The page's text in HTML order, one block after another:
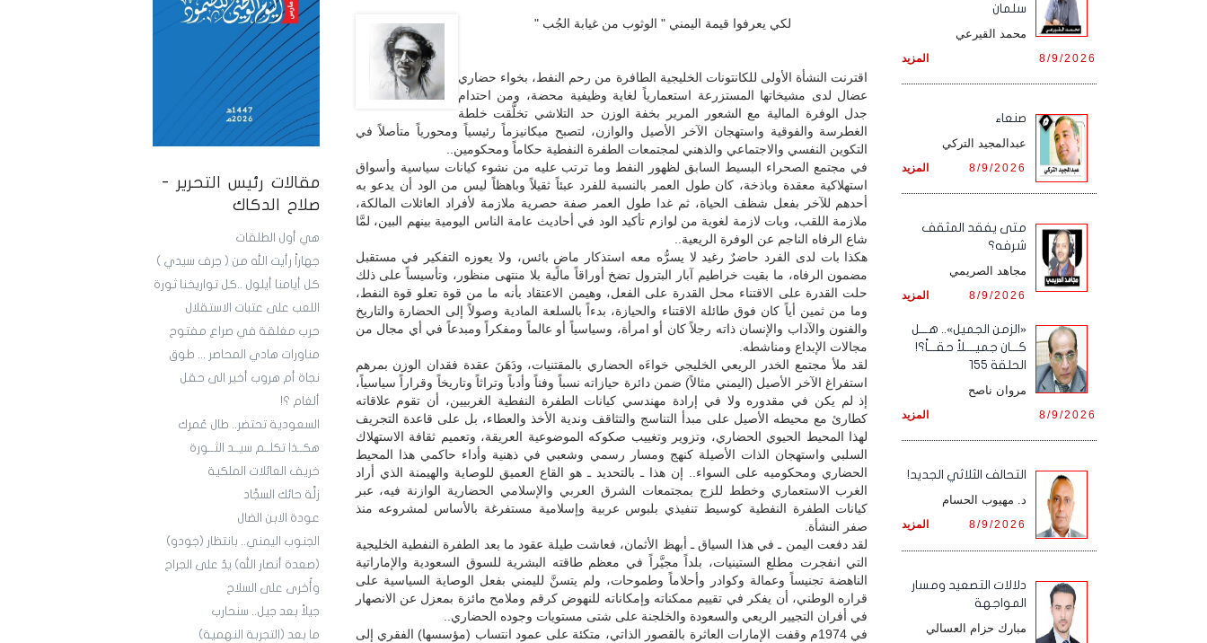
مقالات رئيس التحرير -
صلاح الدكاك
هي أول الطلقات
جهاراً رأيت الله من ( جرف سيدي )
كل أيامنا أيلول ..كل تواريخنا ثورة
اللعب على عتبات الاستقلال
حرب مغلقة في صراع مفتوح
مناورات هادي المحاصر ... طوق
نجاة أم هروب أخير الى حقل
ألغام ؟!
السعودية تحتضر.. طال عُمرك
هكــذا تكلــم سيــد الثــورة
خريف العائلات الملكية
زلَّة حائك السجَّاد
عودة الابن الضال
الجنوب اليمني.. بانتظار (جودو)
(صعدة أنصار الله) يدٌ على الجراح
وأُخرى على السلاح
جيلاً بعد جيل.. سنحارب
ما بعد (التجربة النهمية)
لكي يعرفوا قيمة اليمني " الوثوب من غيابة الجُب "
اقترنت النشأة الأولى للكانتونات الخليجية الطافرة من رحم النفط، بخواء حضاري
عضال لدى مشيخاتها المستزرعة استعمارياً لغاية وظيفية محضة، ومن احتدام
جدل الوفرة المالية مع الشعور المرير بخفة الوزن حد التلاشي تخلَّقت خلطة
الغطرسة والفوقية واستهجان الآخر الأصيل والوازن، لتصبح ميكانيزماً رئيسياً ومحورياً متأصلاً في
التكوين النفسي والاجتماعي والذهني لمجتمعات الطفرة النفطية حكاماً ومحكومين..
في مجتمع الصحراء البسيط السابق لظهور النفط وما ترتب عليه من نشوء كيانات سياسية وأسواق
استهلاكية معقدة وباذخة، كان طول العمر بالنسبة للفرد عبئاً ثقيلاً وباهظاً ليس من الود أن يدعو به
أحدهم للآخر بفعل شظف الحياة، ثم غدا طول العمر صفة حصرية ملازمة لأفراد العائلات المالكة،
ملازمة اللقب، وبات لازمة لغوية من لوازم تأكيد الود في أحاديث عامة الناس اليومية بينهم البين، لمَّا
شاع الرفاه الناجم عن الوفرة الريعية..
هكذا بات لدى الفرد حاضرٌ رغيد لا يسرُّه معه استذكار ماضٍ بائس، ولا يعوزه التفكير في مستقبل
مضمون الرفاه، ما بقيت خراطيم آبار البترول تضخ أوراقاً مالية بلا منتهى منظور، وتأسيساً على ذلك
حلت القدرة على الاقتناء محل القدرة على الفعل، وهيمن الاعتقاد بأنه ما من قوة تعلو قوة النفط،
وما من ثمين أياً كان فوق طائلة الاقتناء والحيازة، بدءاً بالسلعة المادية وصولاً إلى الحضارة والتاريخ
والفنون والآداب والإنسان ذاته رجلاً كان أو امرأة، وسياسياً أو عالماً ومفكراً ومبدعاً في أي مجال من
مجالات الإبداع ومناشطه.
لقد ملأ مجتمع الخدر الريعي الخليجي خواءَه الحضاري بالمقتنيات، ودَهَنَ عقدة فقدان الوزن بمرهم
استفراغ الآخر الأصيل (اليمني مثالاً) ضمن دائرة حيازاته نسباً وفناً وأدباً وتراثاً وتاريخاً وقراراً سياسياً،
إذ لم يكن في مقدوره ولا في إرادة مهندسي كيانات الطفرة النفطية الغربيين، أن تقوم علاقاته
كطارئ مع محيطه الأصيل على مبدأ التناسج والتثاقف وندية الأخذ والعطاء، بل على قاعدة التجريف
لهذا المحيط الحيوي الحضاري، وتزوير وتغييب صكوكه الموضوعية العريقة، وتعميم ثقافة الاستهلاك
السلبي واستهجان الذات الأصيلة كنهج ومسار رسمي وشعبي في ذهنية وأداء حاكمي هذا المحيط
الحضاري ومحكوميه على السواء.. إن هذا ـ بالتحديد ـ هو القاع العميق للوصاية والهيمنة الذي أراد
الغرب الاستعماري وخطط للزج بمجتمعات الشرق العربي والإسلامي الحضارية الوازنة فيه، عبر
كيانات الطفرة النفطية كوسيط تنفيذي بلبوس عربية وإسلامية مستفرغة بالأساس لمشروعه منذ
صفر النشأة.
لقد دفعت اليمن ـ في هذا السياق ـ أبهظ الأثمان، فعاشت طيلة عقود ما بعد الطفرة النفطية الخليجية
التي انفجرت مطلع الستينيات، بلداً مجيَّراً في معظم طاقته البشرية للسوق السعودية والإماراتية
الناهضة تجنيساً وعمالة وكوادر وأحلاماً وطموحات، ولم يتسنَّ لليمني بفعل الوصاية السياسية على
قراره الوطني، أن يفكر في تقييم ممكناته وإمكاناته للنهوض كرقم وملامح مائزة بمعزل عن الانصهار
في أفران التجيير الريعي والسعودة والخلجنة على شتى مستويات وجوده الحضاري..
في 1974م وقفت الإمارات العاثرة بالقصور الذاتي، متكئة على عمود انتساب (مؤسسها) الفقري إلى
سلمان
محمد القيرعي
المزيد 8/9/2026
صنعاء
عبدالمجيد التركي
المزيد 8/9/2026
متى يفقد المثقف
شرفه؟
مجاهد الصريمي
المزيد 8/9/2026
«الزمن الجميل».. هـــل
كـــان جميــــلاً حقـــاً؟!
الحلقة 155
مروان ناصح
المزيد 8/9/2026
التحالف الثلاثي الجديد!
د. مهيوب الحسام
المزيد 8/9/2026
دلالات التصعيد ومسار
المواجهة
مبارك حزام العسالي